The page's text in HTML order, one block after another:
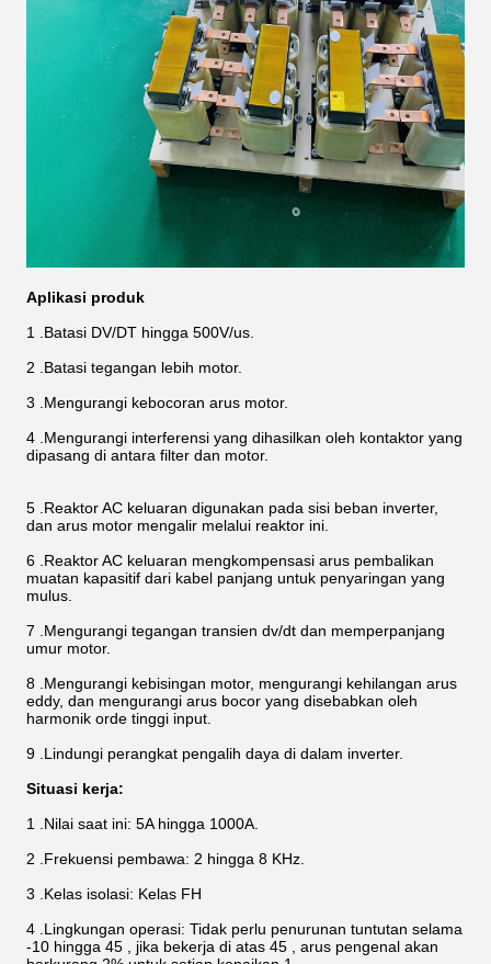
Aplikasi produk
1 .Batasi DV/DT hingga 500V/us.
2 .Batasi tegangan lebih motor.
3 .Mengurangi kebocoran arus motor.
4 .Mengurangi interferensi yang dihasilkan oleh kontaktor yang
dipasang di antara filter dan motor.
5 .Reaktor AC keluaran digunakan pada sisi beban inverter,
dan arus motor mengalir melalui reaktor ini.
6 .Reaktor AC keluaran mengkompensasi arus pembalikan
muatan kapasitif dari kabel panjang untuk penyaringan yang
mulus.
7 .Mengurangi tegangan transien dv/dt dan memperpanjang
umur motor.
8 .Mengurangi kebisingan motor, mengurangi kehilangan arus
eddy, dan mengurangi arus bocor yang disebabkan oleh
harmonik orde tinggi input.
9 .Lindungi perangkat pengalih daya di dalam inverter.
Situasi kerja:
1 .Nilai saat ini: 5A hingga 1000A.
2 .Frekuensi pembawa: 2 hingga 8 KHz.
3 .Kelas isolasi: Kelas FH
4 .Lingkungan operasi: Tidak perlu penurunan tuntutan selama
-10 hingga 45 , jika bekerja di atas 45 , arus pengenal akan